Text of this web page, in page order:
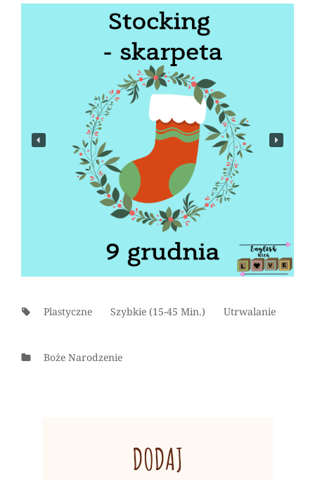
Tags:
Plastyczne Szybkie (15-45 Min.) Utrwalanie
Categories
Boże Narodzenie
DODAJ